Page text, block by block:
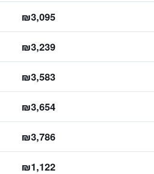
₪3,095
₪3,239
₪3,583
₪3,654
₪3,786
₪1,122